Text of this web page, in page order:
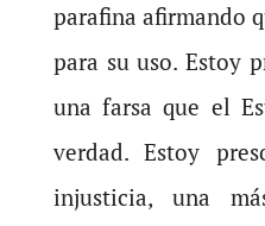
parafina afirmando
para su uso. Estoy
una farsa que el
verdad. Estoy
injusticia, una